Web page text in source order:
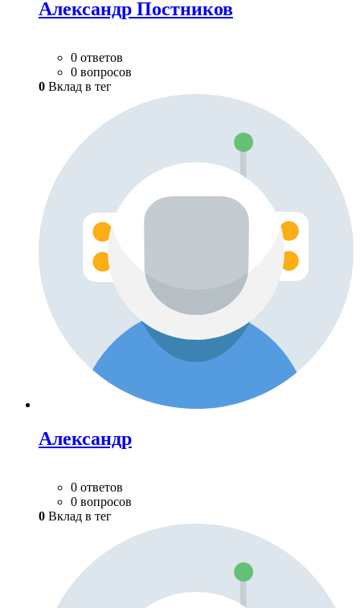
Александр Постников
0 ответов
0 вопросов
0 Вклад в тег
Александр
0 ответов
0 вопросов
0 Вклад в тег